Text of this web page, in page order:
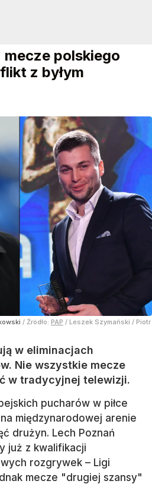
polskiego
z byłym
/ Źródło: PAP / Leszek Szymański / Piotr
w eliminacjach
Nie wszystkie mecze
w tradycyjnej telewizji.
pucharów w piłce
międzynarodowej arenie
drużyn. Lech Poznań
już z kwalifikacji
rozgrywek – Ligi
mecze "drugiej szansy"